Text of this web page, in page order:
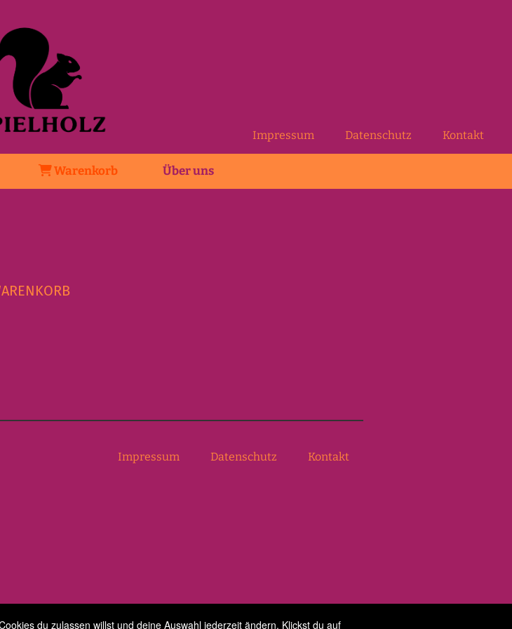
Impressum Datenschutz Kontakt
Warenkorb Über uns
Impressum Datenschutz Kontakt
du zulassen willst und deine Auswahl jederzeit ändern. Klickst du auf